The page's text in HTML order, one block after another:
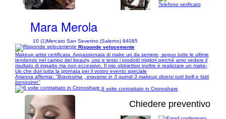
1/4
Mara Merola
10 (1)Mercato San Severino (Salerno) 84085
Telefono verificato
Risponde velocemente
Makeup artist certificata. Appassionata di make up da sempre, seguo tutte le ultime
tendenze nel campo del beauty, uso e testo i prodotti migliori perchè amo vedere il
risultato di impatto ma non eccessivo. Il mio obbiettivo inoltre è realizzare un make-
Up che duri tutta la giornata per il vostro evento speciale
Arianna afferma: "Bravissima , eravamo in 3 quindi 3 makeup diversi tutti belli e fatti
benissimo"
6 volte contrattato in Cronoshare
Chiedere preventivo